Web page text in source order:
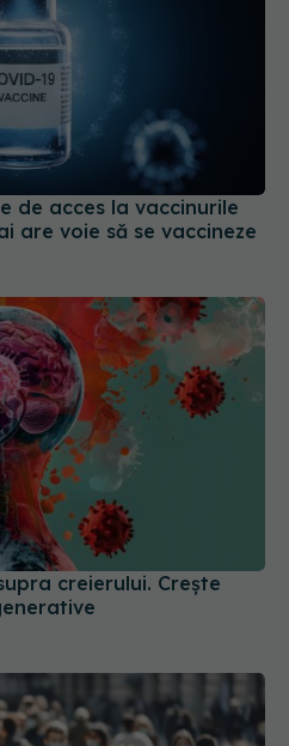
de acces la vaccinurile
are voie să se vaccineze
creierului. Crește